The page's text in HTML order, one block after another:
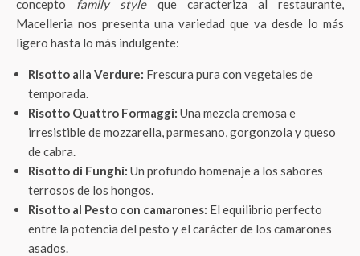
concepto family styleque caracteriza al restaurante,
Macelleria nos presenta una variedad que va desde lo más
ligero hasta lo más indulgente:
Risotto alla Verdure: Frescura pura con vegetales de
temporada.
Risotto Quattro Formaggi: Una mezcla cremosa e
irresistible de mozzarella, parmesano, gorgonzola y queso
de cabra.
Risotto di Funghi: Un profundo homenaje a los sabores
terrosos de los hongos.
Risotto al Pesto con camarones: El equilibrio perfecto
entre la potencia del pesto y el carácter de los camarones
asados.